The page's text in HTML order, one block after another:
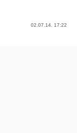
02.07.14. 17:22